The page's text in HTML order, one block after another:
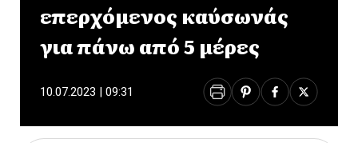
επερχόμενος καύσωνάς
για πάνω από 5 μέρες
10.07.2023 | 09:31